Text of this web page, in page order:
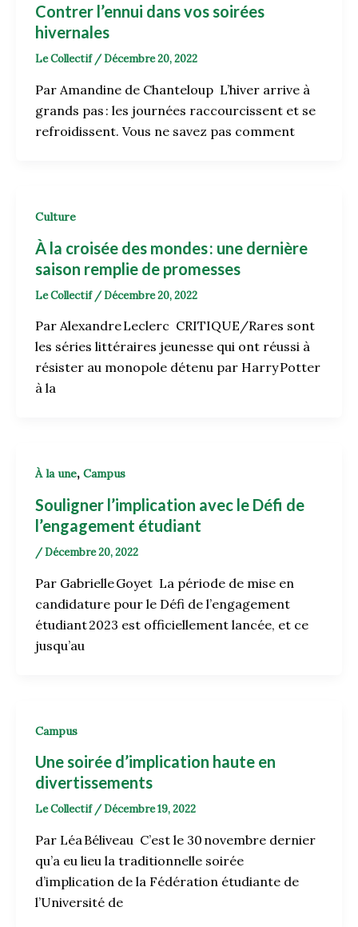
Contrer l’ennui dans vos soirées
hivernales
Le Collectif /Décembre 20, 2022
Par Amandine de Chanteloup L’hiver arrive à
grands pas : les journées raccourcissent et se
refroidissent. Vous ne savez pas comment
Culture
À la croisée des mondes: une dernière
saison remplie de promesses
Le Collectif /Décembre 20, 2022
Par Alexandre Leclerc CRITIQUE/Rares sont
les séries littéraires jeunesse qui ont réussi à
résister au monopole détenu par Harry Potter
à la
À la une, Campus
Souligner l’implication avec le Défi de
l’engagement étudiant
/Décembre 20, 2022
Par Gabrielle Goyet La période de mise en
candidature pour le Défi de l’engagement
étudiant 2023 est officiellement lancée, et ce
jusqu’au
Campus
Une soirée d’implication haute en
divertissements
Le Collectif /Décembre 19, 2022
Par Léa Béliveau C’est le 30 novembre dernier
qu’a eu lieu la traditionnelle soirée
d’implication de la Fédération étudiante de
l’Université de